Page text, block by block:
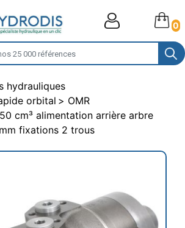
0
hydrauliques
orbital
OMR
cm³ alimentation arrière arbre
fixations 2 trous